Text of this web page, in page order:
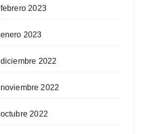
febrero 2023
enero 2023
diciembre 2022
noviembre 2022
octubre 2022